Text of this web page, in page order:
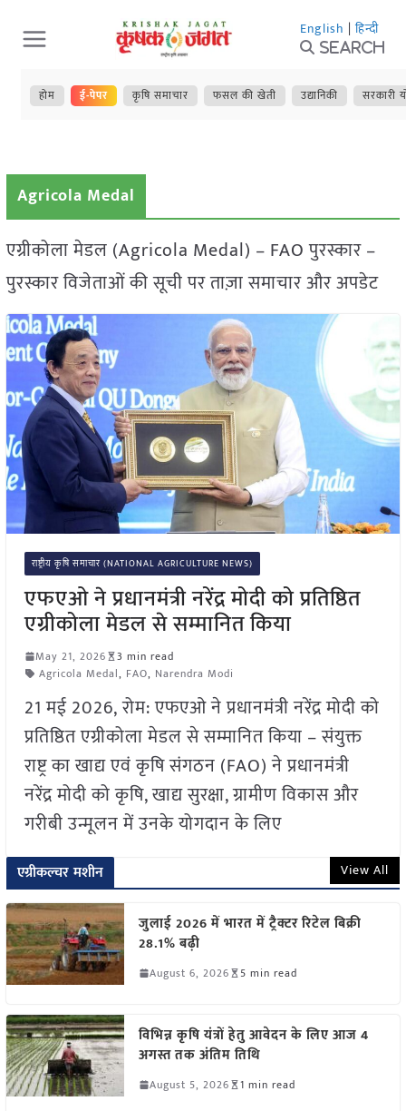
Skip
to
content
English | हिन्दी
Search
होम ई-पेपर कृषि समाचार फसल की खेती उद्यानिकी सरकारी
Agricola Medal
एग्रीकोला मेडल (Agricola Medal) – FAO पुरस्कार –
पुरस्कार विजेताओं की सूची पर ताज़ा समाचार और अपडेट
राष्ट्रीय कृषि समाचार (NATIONAL AGRICULTURE NEWS)
एफएओ ने प्रधानमंत्री नरेंद्र मोदी को प्रतिष्ठित
एग्रीकोला मेडल से सम्मानित किया
May 21, 2026
3 min read
Agricola Medal, FAO, Narendra Modi
21 मई 2026, रोम: एफएओ ने प्रधानमंत्री नरेंद्र मोदी को
प्रतिष्ठित एग्रीकोला मेडल से सम्मानित किया – संयुक्त
राष्ट्र का खाद्य एवं कृषि संगठन (FAO) ने प्रधानमंत्री
नरेंद्र मोदी को कृषि, खाद्य सुरक्षा, ग्रामीण विकास और
गरीबी उन्मूलन में उनके योगदान के लिए
एग्रीकल्चर मशीन View All
जुलाई 2026 में भारत में ट्रैक्टर रिटेल बिक्री
28.1% बढ़ी
August 6, 2026 5 min read
विभिन्न कृषि यंत्रों हेतु आवेदन के लिए आज 4
अगस्त तक अंतिम तिथि
August 5, 2026 1 min read